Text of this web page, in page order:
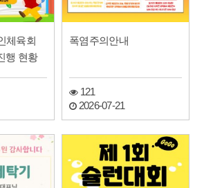
체육회
행 현황
폭염주의안내
121
2026-07-21